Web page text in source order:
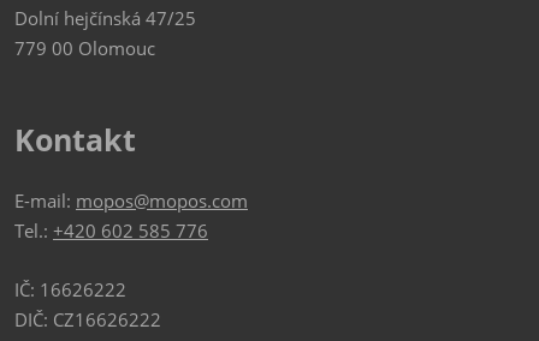
Dolní hejčínská 47/25
779 00 Olomouc
Kontakt
E-mail: mopos@mopos.com
Tel.: +420 602 585 776
IČ: 16626222
DIČ: CZ16626222